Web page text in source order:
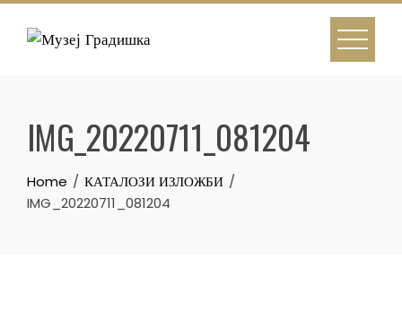
Skip
IMG_20220711_081204
Home
КАТАЛОЗИ ИЗЛОЖБИ
IMG_20220711_081204